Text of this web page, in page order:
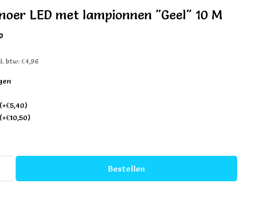
LED met lampionnen "Geel" 10 M
btw:€4,96
(+€5,40)
(+€10,50)
Bestellen